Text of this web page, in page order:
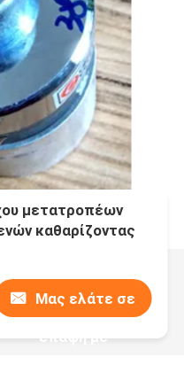
μετατροπέων
καθαρίζοντας
Μας ελάτε σε
επαφή με